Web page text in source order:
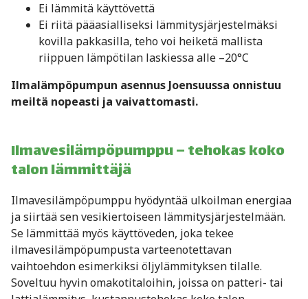
Ei lämmitä käyttövettä
Ei riitä pääasialliseksi lämmitysjärjestelmäksi
kovilla pakkasilla, teho voi heiketä mallista
riippuen lämpötilan laskiessa alle –20°C
Ilmalämpöpumpun asennus Joensuussa onnistuu
meiltä nopeasti ja vaivattomasti.
Ilmavesilämpöpumppu – tehokas koko
talon lämmittäjä
Ilmavesilämpöpumppu hyödyntää ulkoilman energiaa
ja siirtää sen vesikiertoiseen lämmitysjärjestelmään.
Se lämmittää myös käyttöveden, joka tekee
ilmavesilämpöpumpusta varteenotettavan
vaihtoehdon esimerkiksi öljylämmityksen tilalle.
Soveltuu hyvin omakotitaloihin, joissa on patteri- tai